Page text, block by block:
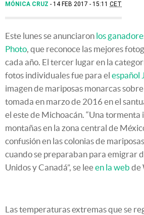
MÓNICA CRUZ 14 FEB 2017 - 15:11 CET
Este lunes se anunciaron los
Photo, que reconoce las mejores
cada año. El tercer lugar en la
fotos individuales fue para el español
imagen de mariposas monarcas
tomada en marzo de 2016 en el
el este de Michoacán. “Una tormenta
montañas en la zona central de
confusión en las colonias de
cuando se preparaban para emigrar
Unidos y Canadá”, se leeen la web de
Las temperaturas extremas que se